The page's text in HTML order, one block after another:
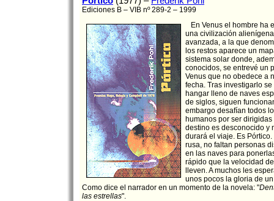
Ediciones B – VIB nº 289-2 – 1999
En Venus el hombre ha
una civilización
avanzada, a la que
los restos aparece un
sistema solar donde,
conocidos, se entrevé un
Venus que no obedece a
fecha. Tras investigarlo
hangar lleno de naves
de siglos, siguen
embargo desafían todos
humanos por ser
destino es desconocido y
durará el viaje. Es
rusa, no faltan personas
en las naves para
rápido que la velocidad
lleven. A muchos les
unos pocos la gloria de
Como dice el narrador en un momento de la novela: "
las estrellas".